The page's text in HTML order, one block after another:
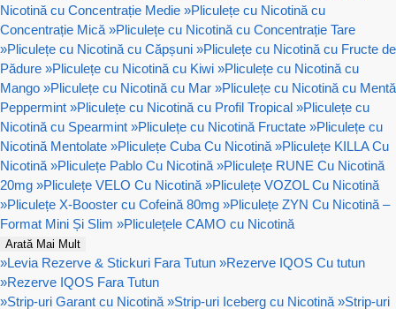
Nicotină cu Concentrație Medie »Pliculețe cu Nicotină cu
Concentrație Mică »Pliculețe cu Nicotină cu Concentrație Tare
»Pliculețe cu Nicotină cu Căpșuni »Pliculețe cu Nicotină cu Fructe de
Pădure »Pliculețe cu Nicotină cu Kiwi »Pliculețe cu Nicotină cu
Mango »Pliculețe cu Nicotină cu Mar »Pliculețe cu Nicotină cu Mentă
Peppermint »Pliculețe cu Nicotină cu Profil Tropical »Pliculețe cu
Nicotină cu Spearmint »Pliculețe cu Nicotină Fructate »Pliculețe cu
Nicotină Mentolate »Pliculețe Cuba Cu Nicotină »Pliculețe KILLA Cu
Nicotină »Pliculețe Pablo Cu Nicotină »Pliculețe RUNE Cu Nicotină
20mg »Pliculețe VELO Cu Nicotină »Pliculețe VOZOL Cu Nicotină
»Pliculețe X-Booster cu Cofeină 80mg »Pliculețe ZYN Cu Nicotină –
Format Mini Și Slim »Pliculețele CAMO cu Nicotină
Arată Mai Mult
»Levia Rezerve & Stickuri Fara Tutun »Rezerve IQOS Cu tutun
»Rezerve IQOS Fara Tutun
»Strip-uri Garant cu Nicotină »Strip-uri Iceberg cu Nicotină »Strip-uri